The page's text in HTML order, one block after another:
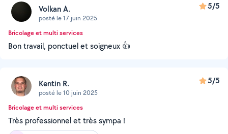
Volkan A.
posté le 17 juin 2025
5/5
Bricolage et multi services
Bon travail, ponctuel et soigneux 👍
Kentin R.
posté le 10 juin 2025
5/5
Bricolage et multi services
Très professionnel et très sympa !